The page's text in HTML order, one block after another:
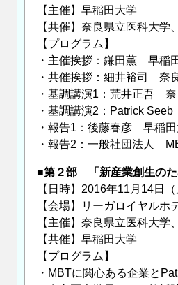
【主催】早稲田大学
【共催】奈良県立医科大学
【プログラム】
・主催挨拶：鎌田薫 早稲
・共催挨拶：細井裕司 奈
・基調講演1：荒井正吾
・基調講演2：Patrick
・報告1：後藤春彦 早稲
・報告2：一般社団法人
■第２部 「新産業創生のた
【日時】2016年11月14日
【会場】リーガロイヤル
【主催】奈良県立医科大学
【共催】早稲田大学
【プログラム】
・MBTに関心ある企業と